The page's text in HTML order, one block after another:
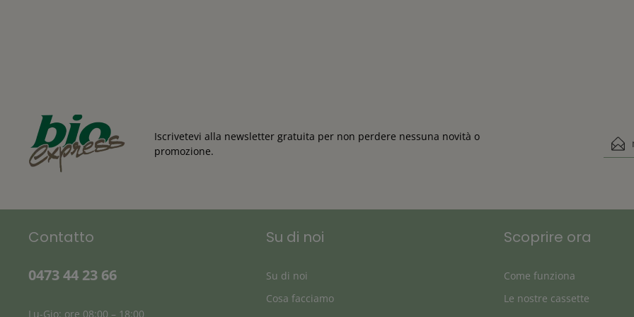
Iscrivetevi alla newsletter gratuita per non perdere nessuna novità o
promozione.
Contatto
0473 44 23 66
Lu-Gio: ore 08:00 – 18:00
Su di noi
Su di noi
Cosa facciamo
Scoprire ora
Come funziona
Le nostre cassette